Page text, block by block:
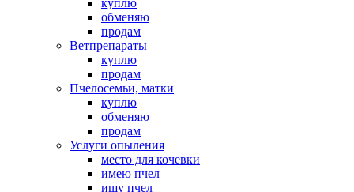
куплю
обменяю
продам
Ветпрепараты
куплю
продам
Пчелосемьи, матки
куплю
обменяю
продам
Услуги опыления
место для кочевки
имею пчел
ищу пчел